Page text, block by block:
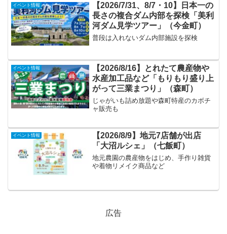
イベント情報
【2026/7/31、8/7・10】日本一の
長さの複合ダム内部を探検「美利
河ダム見学ツアー」（今金町）
普段は入れないダム内部施設を探検
イベント情報
【2026/8/16】とれたて農産物や
水産加工品など「もりもり盛り上
がって三業まつり」（森町）
じゃがいも詰め放題や森町特産のカボチ
ャ販売も
イベント情報
【2026/8/9】地元7店舗が出店
「大沼ルシェ」（七飯町）
地元農園の農産物をはじめ、手作り雑貨
や着物リメイク商品など
広告